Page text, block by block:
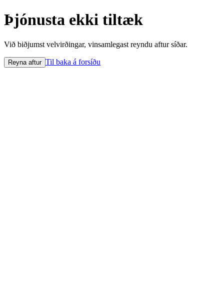
Þjónusta ekki tiltæk
Við biðjumst velvirðingar, vinsamlegast reyndu aftur síðar.
Reyna aftur Til baka á forsíðu